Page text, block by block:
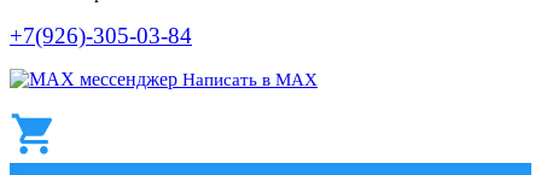
+7(926)-305-03-84
Написать в МАХ